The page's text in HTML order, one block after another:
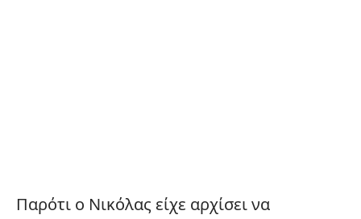
Παρότι ο Νικόλας είχε αρχίσει να